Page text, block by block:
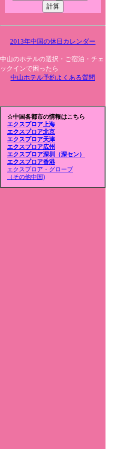
2013年中国の休日カレンダー
中山のホテルの選択・ご宿泊・チェ
ックインで困ったら
中山ホテル予約よくある質問
☆中国各都市の情報はこちら
エクスプロア上海
エクスプロア北京
エクスプロア天津
エクスプロア広州
エクスプロア深圳（深セン）
エクスプロア香港
エクスプロア・グローブ
（その他中国)